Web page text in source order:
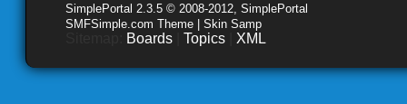
SimplePortal 2.3.5 © 2008-2012, SimplePortal
SMFSimple.com Theme | Skin Samp
Boards Topics XML